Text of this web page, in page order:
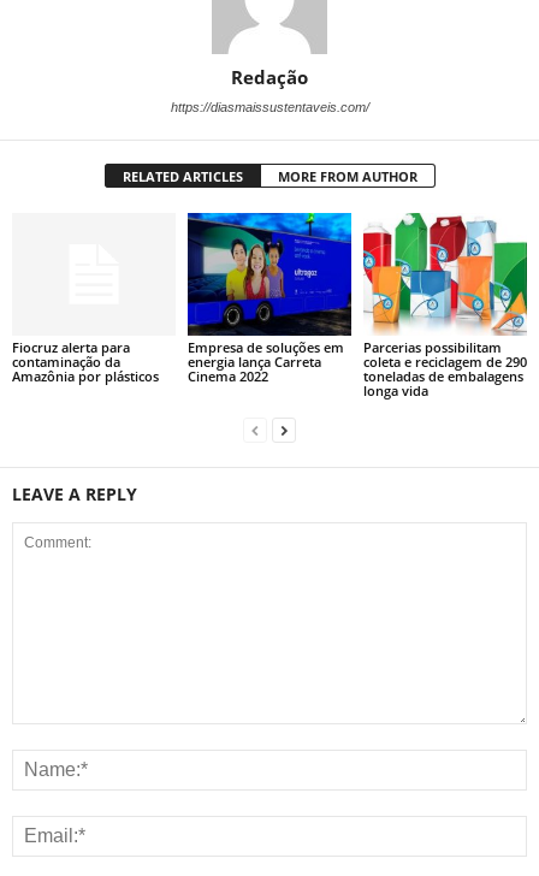
Redação
https://diasmaissustentaveis.com/
RELATED ARTICLES MORE FROM AUTHOR
Fiocruz alerta para
contaminação da
Amazônia por plásticos
Empresa de soluções em
energia lança Carreta
Cinema 2022
Parcerias possibilitam
coleta e reciclagem de 290
toneladas de embalagens
longa vida
LEAVE A REPLY